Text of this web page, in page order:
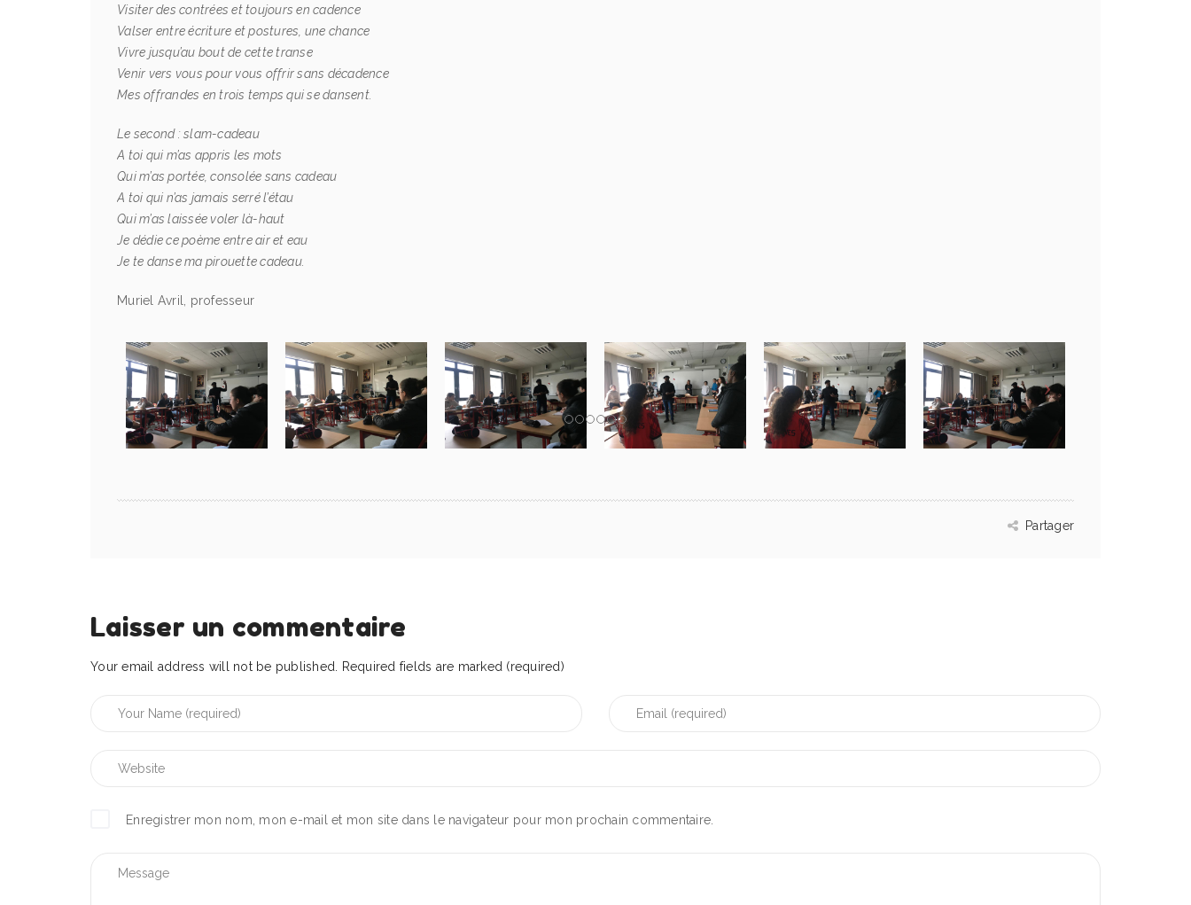
Visiter des contrées et toujours en cadence
Valser entre écriture et postures, une chance
Vivre jusqu’au bout de cette transe
Venir vers vous pour vous offrir sans décadence
Mes offrandes en trois temps qui se dansent.
Le second : slam-cadeau
A toi qui m’as appris les mots
Qui m’as portée, consolée sans cadeau
A toi qui n’as jamais serré l’étau
Qui m’as laissée voler là-haut
Je dédie ce poème entre air et eau
Je te danse ma pirouette cadeau.
Muriel Avril, professeur
Partager
Laisser un commentaire
Your email address will not be published. Required fields are marked (required)
Enregistrer mon nom, mon e-mail et mon site dans le navigateur pour mon prochain commentaire.